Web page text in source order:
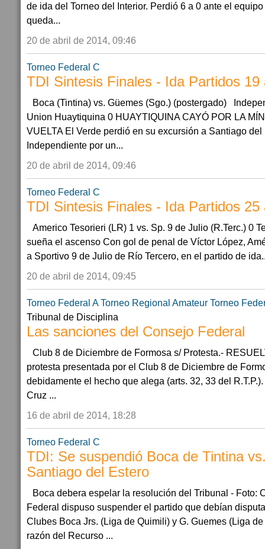
de ida del Torneo del Interior. Perdió 6 a 0 ante el
queda...
20 de abril de 2014, 09:46
Torneo Federal C
TDI Sintesis Finales - Ida Partidos 19
Boca (Tintina) vs. Güemes (Sgo.) (postergado)
Union Huaytiquina 0 HUAYTIQUINA CAYÓ POR LA
VUELTA El Verde perdió en su excursión a Santiago del
Independiente por un...
20 de abril de 2014, 09:46
Torneo Federal C
TDI Sintesis Finales - Ida Partidos 25
Americo Tesorieri (LR) 1 vs. Sp. 9 de Julio (R.Terc.) 0
sueña el ascenso Con gol de penal de Víctor López,
a Sportivo 9 de Julio de Río Tercero, en el partido de
20 de abril de 2014, 09:45
Torneo Federal A Torneo Regional Amateur Torneo
Tribunal de Disciplina
Las sanciones del Consejo Federal
Club 8 de Diciembre de Formosa s/ Protesta.-
protesta presentada por el Club 8 de Diciembre de
debidamente el hecho que alega (arts. 32, 33 del
Cruz ...
16 de abril de 2014, 18:28
Torneo Federal C
TDI: Se suspendió Boca de Tintina
Santiago del Estero
Boca debera espelar la resolución del Tribunal - Foto:
Federal dispuso suspender el partido que debían
Clubes Boca Jrs. (Liga de Quimili) y G. Guemes (Liga
razón del Recurso ...